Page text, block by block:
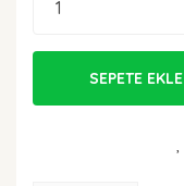
SEPETE EKLE